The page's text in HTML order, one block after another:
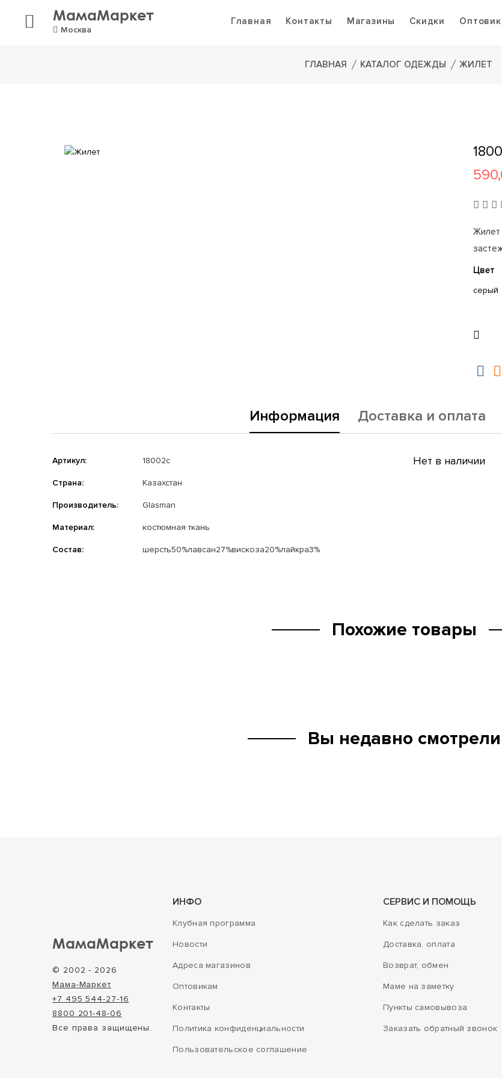
МамаМаркет
Москва
Главная Контакты Магазины Скидки
ГЛАВНАЯ КАТАЛОГ ОДЕЖДЫ ЖИЛЕТ
Жилет
Цвет
серый
Информация Доставка и оплата
Артикул: 18002с
Страна: Казахстан
Производитель: Glasman
Материал: костюмная ткань
Состав: шерсть50%лавсан27%вискоза20%лайкра3%
Нет в наличии
Похожие товары
Вы недавно смотрели
МамаМаркет
© 2002 - 2026
Мама-Маркет
+7 495 544-27-16
8800 201-48-06
Все права защищены.
ИНФО
Клубная программа
Новости
Адреса магазинов
Оптовикам
Контакты
Политика конфиденциальности
Пользовательское соглашение
СЕРВИС И ПОМОЩЬ
Как сделать заказ
Доставка, оплата
Возврат, обмен
Маме на заметку
Пункты самовывоза
Заказать обратный звонок